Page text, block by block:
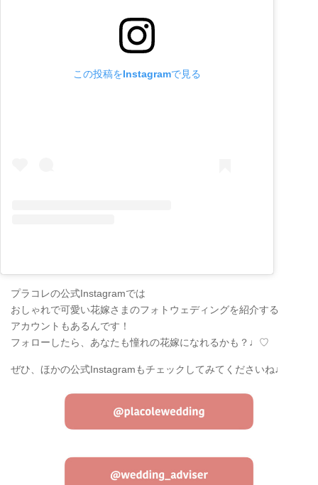
この投稿をInstagramで見る
プラコレの公式Instagramでは
おしゃれで可愛い花嫁さまのフォトウェディングを紹介する
アカウントもあるんです！
フォローしたら、あなたも憧れの花嫁になれるかも？♩♡
ぜひ、ほかの公式Instagramもチェックしてみてくださいね♩